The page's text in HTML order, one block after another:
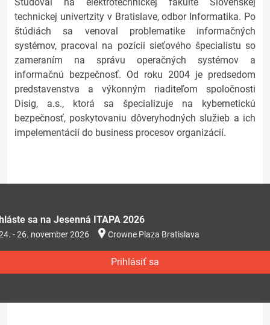
technickej univertzity v Bratislave, odbor Informatika. Po
štúdiách sa venoval problematike informačných
systémov, pracoval na pozícii sieťového špecialistu so
zameraním na správu operačných systémov a
informačnú bezpečnosť. Od roku 2004 je predsedom
predstavenstva a výkonným riaditeľom spoločnosti
Disig, a.s., ktorá sa špecializuje na kybernetickú
bezpečnosť, poskytovaniu dôveryhodných služieb a ich
impelementácií do business procesov organizácií.
sa na Jesenná ITAPA 2026
- 26. november 2026 Crowne Plaza Bratislava
Prihlásiť sa